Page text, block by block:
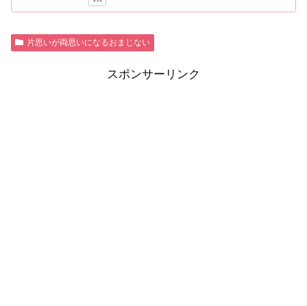
片思いが両思いになるおまじない
スポンサーリンク